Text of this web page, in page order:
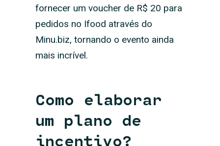
fornecer um voucher de R$ 20 para
pedidos no Ifood através do
Minu.biz, tornando o evento ainda
mais incrível.
Como elaborar
um plano de